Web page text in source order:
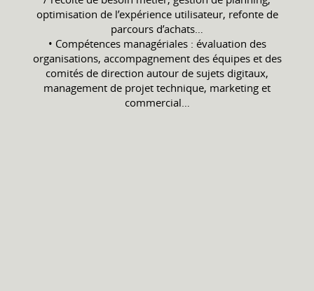
optimisation de l’expérience utilisateur, refonte de
parcours d’achats…
• Compétences managériales : évaluation des
organisations, accompagnement des équipes et des
comités de direction autour de sujets digitaux,
management de projet technique, marketing et
commercial…